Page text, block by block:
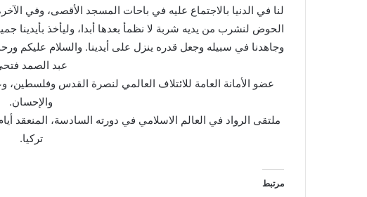
لنا في الدنيا بالاجتماع عليه في باحات المسجد الأقصى، وفي
الحوض لنشرب من يديه شربة لا نظمأ بعدها أبدا، وليأخذ بأيدينا
وجاهدنا في سبيله وجعل قدره ينزل على أيدينا. والسلام عليكم
عبد الصمد
عضو الأمانة العامة للائتلاف العالمي لنصرة القدس وفلسطين،
والإحسان.
تركيا.
مرتبط